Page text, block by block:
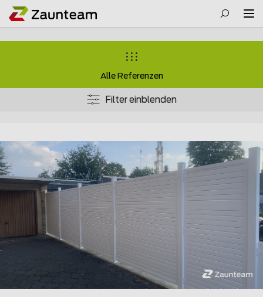
Alle Referenzen
Filter einblenden